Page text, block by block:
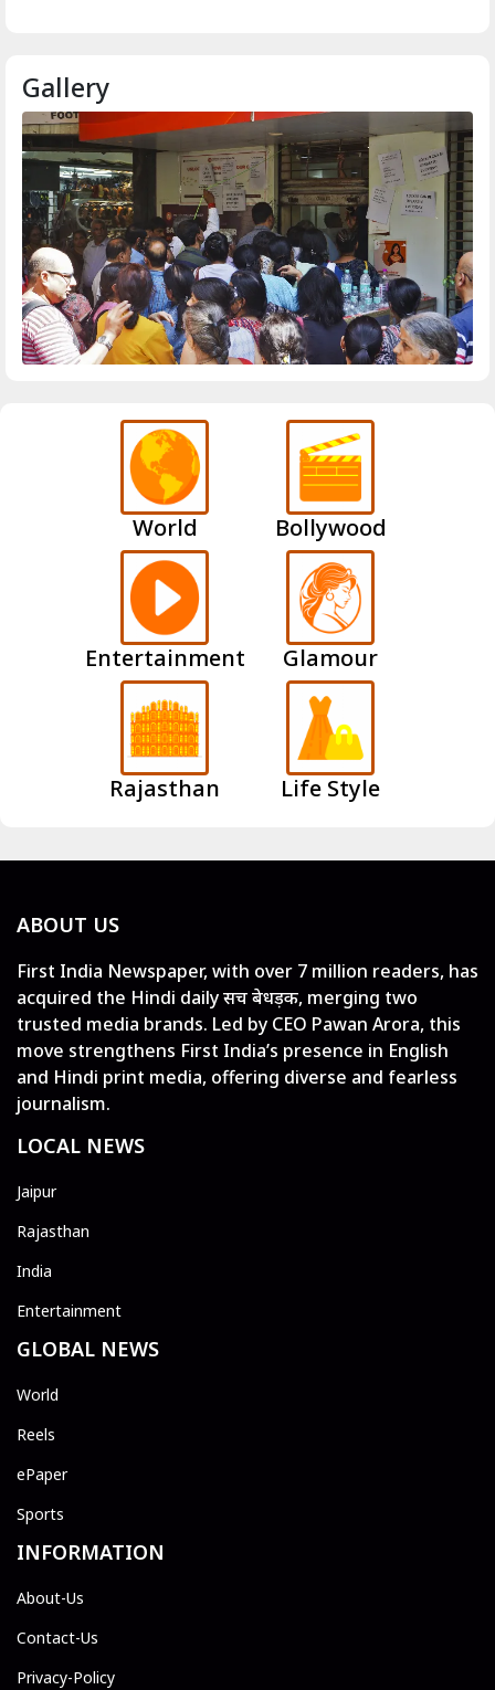
Gallery
World Bollywood
Entertainment Glamour
Rajasthan Life Style
ABOUT US
First India Newspaper, with over 7 million readers, has
acquired the Hindi daily सच बेधड़क, merging two
trusted media brands. Led by CEO Pawan Arora, this
move strengthens First India’s presence in English
and Hindi print media, offering diverse and fearless
journalism.
LOCAL NEWS
Jaipur
Rajasthan
India
Entertainment
GLOBAL NEWS
World
Reels
ePaper
Sports
INFORMATION
About-Us
Contact-Us
Privacy-Policy